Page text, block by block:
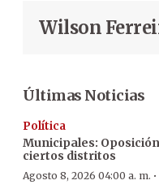
Wilson
Últimas Noticias
Política
Municipales:
ciertos distritos
Agosto 8, 2026 04:00 a. m. ·